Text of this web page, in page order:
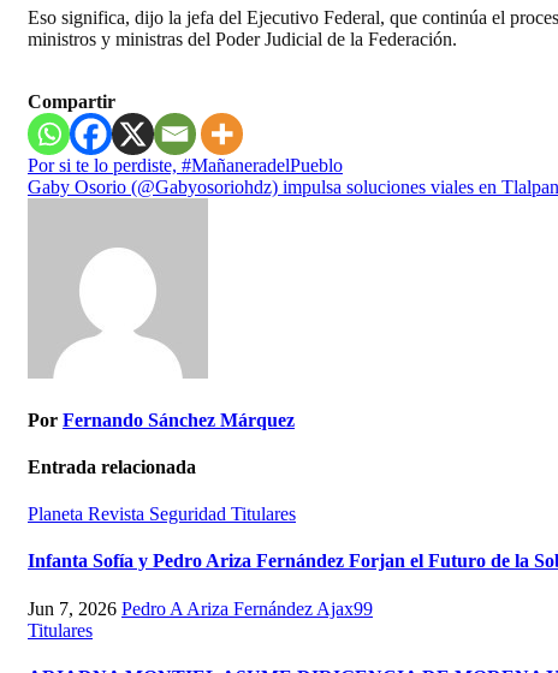
Eso significa, dijo la jefa del Ejecutivo Federal, que continúa el
ministros y ministras del Poder Judicial de la Federación.
Compartir
Navegación
de
Por si te lo perdiste, #MañaneradelPueblo
Gaby Osorio (@Gabyosoriohdz) impulsa soluciones viales en
Por Fernando Sánchez Márquez
Entrada relacionada
Planeta Revista Seguridad Titulares
Infanta Sofía y Pedro Ariza Fernández Forjan el Futuro de la
Jun 7, 2026 Pedro A Ariza Fernández Ajax99
Titulares